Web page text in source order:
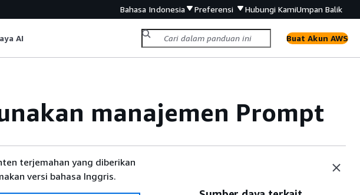
Bahasa Indonesia Preferensi Hubungi KamiUmpan Balik
AI Buat Akun AWS
manajemen Prompt
terjemahan yang diberikan
versi bahasa Inggris.